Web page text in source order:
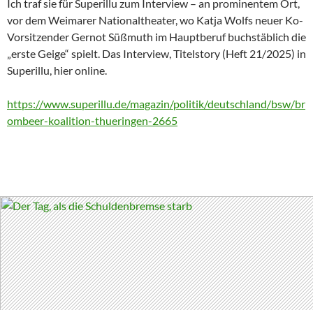
Ich traf sie für Superillu zum Interview – an prominentem Ort,
vor dem Weimarer Nationaltheater, wo Katja Wolfs neuer Ko-
Vorsitzender Gernot Süßmuth im Hauptberuf buchstäblich die
„erste Geige“ spielt. Das Interview, Titelstory (Heft 21/2025) in
Superillu, hier online.
https://www.superillu.de/magazin/politik/deutschland/bsw/br
ombeer-koalition-thueringen-2665